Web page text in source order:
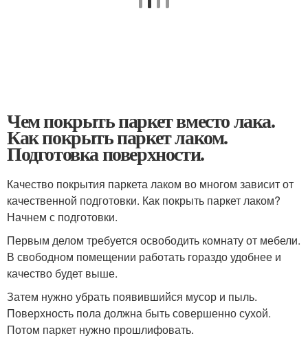
Чем покрыть паркет вместо лака.
Как покрыть паркет лаком.
Подготовка поверхности.
Качество покрытия паркета лаком во многом зависит от
качественной подготовки. Как покрыть паркет лаком?
Начнем с подготовки.
Первым делом требуется освободить комнату от мебели.
В свободном помещении работать гораздо удобнее и
качество будет выше.
Затем нужно убрать появившийся мусор и пыль.
Поверхность пола должна быть совершенно сухой.
Потом паркет нужно прошлифовать.